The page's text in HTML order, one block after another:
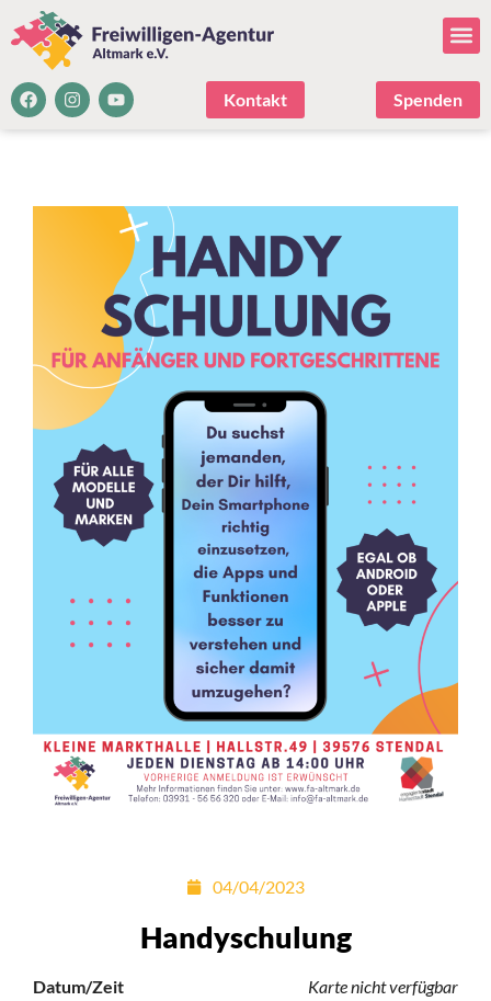
Kontakt Spenden
04/04/2023
Handyschulung
Karte nicht verfügbar
Datum/Zeit